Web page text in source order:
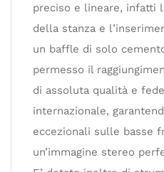
preciso e lineare, infatti
della stanza e
un baffle di solo
permesso il
di assoluta qualità e
internazionale,
eccezionali sulle basse
un’immagine stereo